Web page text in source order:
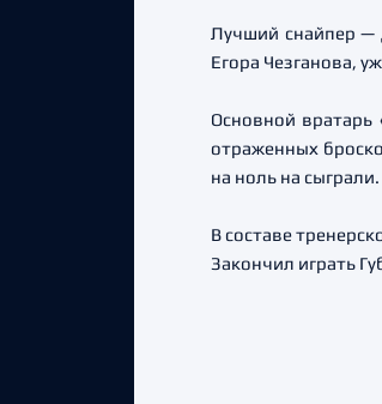
Лучший снайпер —
Егора Чезганова,
Основной
отраженных
на ноль на сыграли.
В составе
Закончил играть